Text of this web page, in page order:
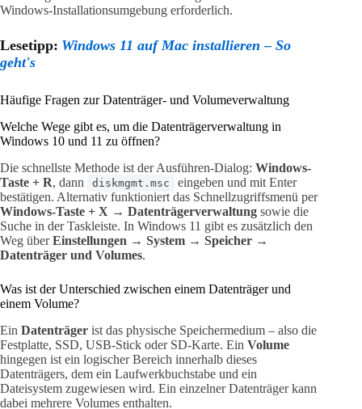
Windows-Installationsumgebung erforderlich.
Lesetipp: Windows 11 auf Mac installieren – So
geht's
Häufige Fragen zur Datenträger- und Volumeverwaltung
Welche Wege gibt es, um die Datenträgerverwaltung in
Windows 10 und 11 zu öffnen?
Die schnellste Methode ist der Ausführen-Dialog: Windows-
Taste + R, dann diskmgmt.msc
eingeben und mit Enter
bestätigen. Alternativ funktioniert das Schnellzugriffsmenü per
Windows-Taste + X → Datenträgerverwaltung sowie die
Suche in der Taskleiste. In Windows 11 gibt es zusätzlich den
Weg überEinstellungen → System → Speicher →
Datenträger und Volumes.
Was ist der Unterschied zwischen einem Datenträger und
einem Volume?
Ein Datenträger ist das physische Speichermedium – also die
Festplatte, SSD, USB-Stick oder SD-Karte. Ein Volume
hingegen ist ein logischer Bereich innerhalb dieses
Datenträgers, dem ein Laufwerkbuchstabe und ein
Dateisystem zugewiesen wird. Ein einzelner Datenträger kann
dabei mehrere Volumes enthalten.